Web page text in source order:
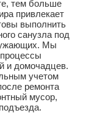
тем больше
привлекает
выполнить
санузла под
Мы
и домочадцев.
учетом
ремонта
мусор,